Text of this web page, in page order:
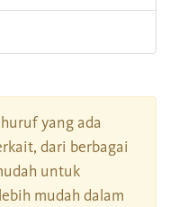
yang ada
dari berbagai
untuk
mudah dalam